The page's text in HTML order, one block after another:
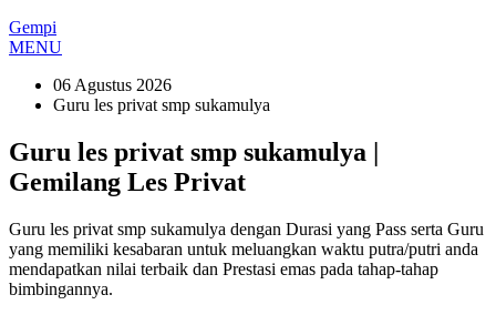
Gempi
MENU
06 Agustus 2026
Guru les privat smp sukamulya
Guru les privat smp sukamulya |
Gemilang Les Privat
Guru les privat smp sukamulya dengan Durasi yang Pass serta Guru
yang memiliki kesabaran untuk meluangkan waktu putra/putri anda
mendapatkan nilai terbaik dan Prestasi emas pada tahap-tahap
bimbingannya.